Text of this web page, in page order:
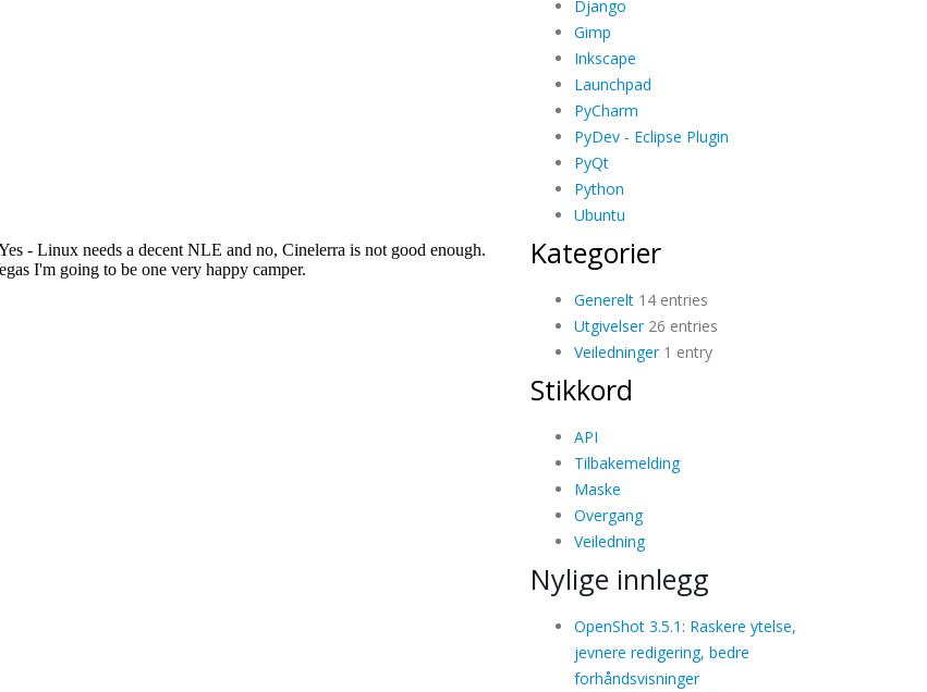
Django
Gimp
Inkscape
Launchpad
PyCharm
PyDev - Eclipse Plugin
PyQt
Python
Ubuntu
Kategorier
Generelt14 entries
Utgivelser26 entries
Veiledninger1 entry
Stikkord
API
Tilbakemelding
Maske
Overgang
Veiledning
Nylige innlegg
OpenShot 3.5.1: Raskere ytelse,
jevnere redigering, bedre
forhåndsvisninger